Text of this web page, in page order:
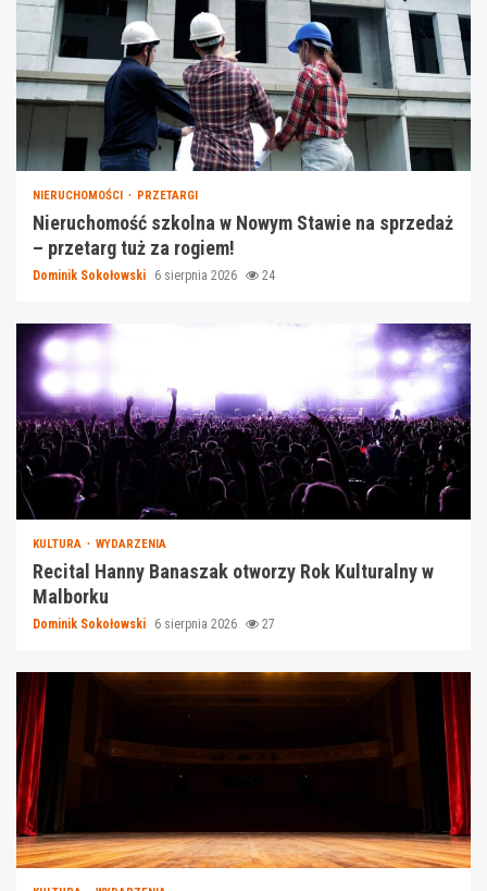
NIERUCHOMOŚCI PRZETARGI
Nieruchomość szkolna w Nowym Stawie na sprzedaż
– przetarg tuż za rogiem!
Dominik Sokołowski 6 sierpnia 2026 24
KULTURA WYDARZENIA
Recital Hanny Banaszak otworzy Rok Kulturalny w
Malborku
Dominik Sokołowski 6 sierpnia 2026 27